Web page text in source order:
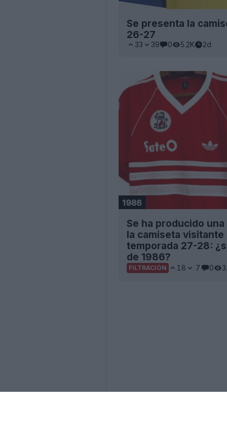
Se presenta la
26-27
33 39 0 5.2K 2d
Se ha producido
la camiseta visitante
temporada 27-28:
de 1986?
FILTRACIÓN 18 7 0